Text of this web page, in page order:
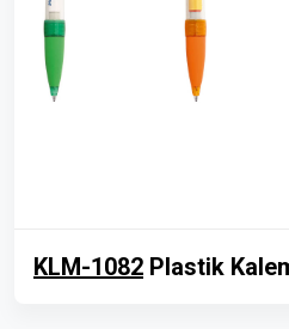
KLM-1082 Plastik